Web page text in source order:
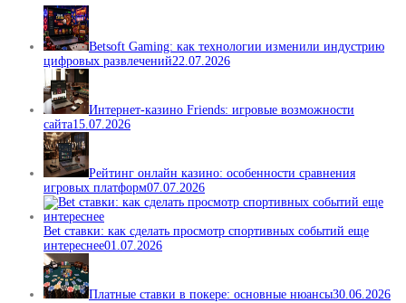
Betsoft Gaming: как технологии изменили индустрию
цифровых развлечений22.07.2026
Интернет-казино Friends: игровые возможности
сайта15.07.2026
Рейтинг онлайн казино: особенности сравнения
игровых платформ07.07.2026
Bet ставки: как сделать просмотр спортивных событий еще
интереснее01.07.2026
Платные ставки в покере: основные нюансы30.06.2026